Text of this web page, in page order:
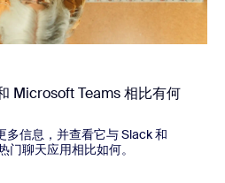
Microsoft Teams 相比有何
多信息，并查看它与 Slack 和
聊天应用相比如何。